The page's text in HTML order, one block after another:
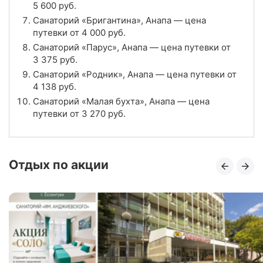
Санатории «Аквамарин», Анапа
Цена в сутки 3 400
Рейтинг
Отзывы
Санаторий «Родник», Анапа
Цена в сутки от4 138руб.
Рейтинг 4.3
Отзывы 3 отзывов
Санаторий «Анапа», Анапа
Цена в сутки от3 500руб.
5 600 руб.
Санаторий «Бригантина», Анапа — цена
путевки от 4 000 руб.
Санаторий «Парус», Анапа — цена путевки от
3 375 руб.
Санаторий «Родник», Анапа — цена путевки от
4 138 руб.
Санаторий «Малая бухта», Анапа — цена
путевки от 3 270 руб.
Отдых по акции